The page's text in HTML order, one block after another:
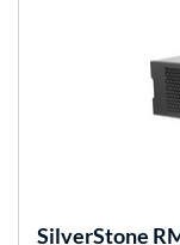
SilverStone